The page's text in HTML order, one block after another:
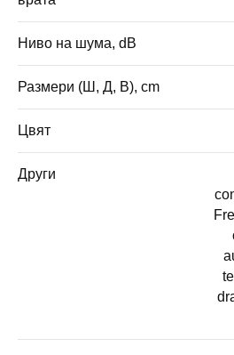
Ниво на шума, dB
Размери (Ш, Д, В), cm
Цвят
Други